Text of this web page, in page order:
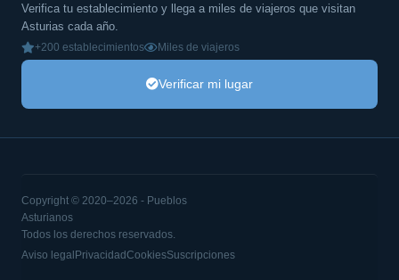
Verifica tu establecimiento y llega a miles de viajeros que visitan
Asturias cada año.
+200 establecimientos Miles de viajeros
Verificar mi lugar
Copyright © 2020–2026 - Pueblos
Asturianos
Todos los derechos reservados.
Aviso legalPrivacidadCookiesSuscripciones